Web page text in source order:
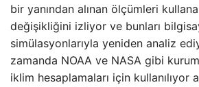
bir yanından alınan ölçümleri
değişikliğini izliyor ve bunları
simülasyonlarıyla yeniden analiz
zamanda NOAA ve NASA gibi
iklim hesaplamaları için kullanılıyor